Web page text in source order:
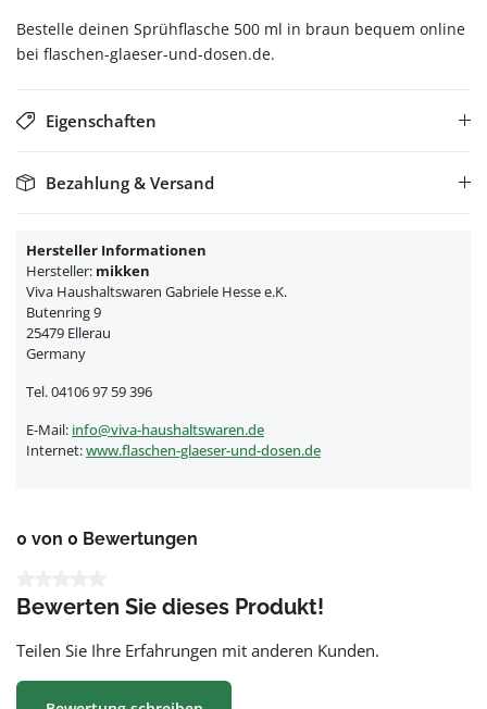
Bestelle deinen Sprühflasche 500 ml in braun bequem online
bei flaschen-glaeser-und-dosen.de.
Eigenschaften
Bezahlung & Versand
Hersteller Informationen
Hersteller: mikken
Viva Haushaltswaren Gabriele Hesse e.K.
Butenring 9
25479 Ellerau
Germany
Tel. 04106 97 59 396
E-Mail: info@viva-haushaltswaren.de
Internet:www.flaschen-glaeser-und-dosen.de
0 von 0 Bewertungen
Bewerten Sie dieses Produkt!
Teilen Sie Ihre Erfahrungen mit anderen Kunden.